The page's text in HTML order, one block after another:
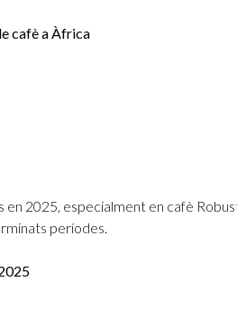
cafè a Àfrica
en 2025, especialment en cafè
períodes.